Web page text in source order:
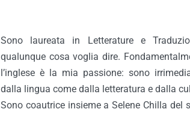
Sono laureata in Letterature e
qualunque cosa voglia dire.
l’inglese è la mia passione: sono
dalla lingua come dalla letteratura e dalla
Sono coautrice insieme a Selene Chilla del